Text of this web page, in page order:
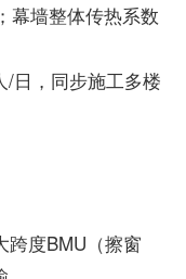
幕墙整体传热系数
/日，同步施工多楼
跨度BMU（擦窗